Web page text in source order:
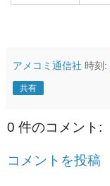
アメコミ通信社 時刻:
共有
0 件のコメント:
コメントを投稿